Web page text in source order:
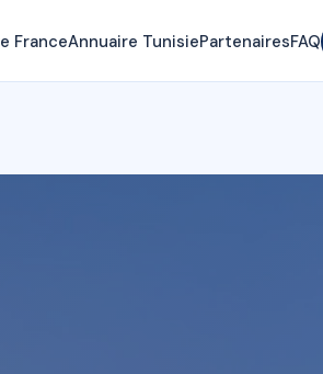
FranceAnnuaire TunisiePartenairesFAQ